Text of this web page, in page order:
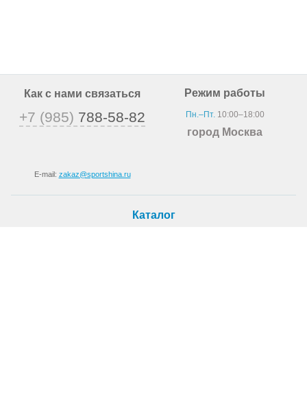
Как с нами связаться
+7 (985) 788-58-82
E-mail: zakaz@sportshina.ru
Режим работы
Пн.–Пт.10:00–18:00
город Москва
Каталог